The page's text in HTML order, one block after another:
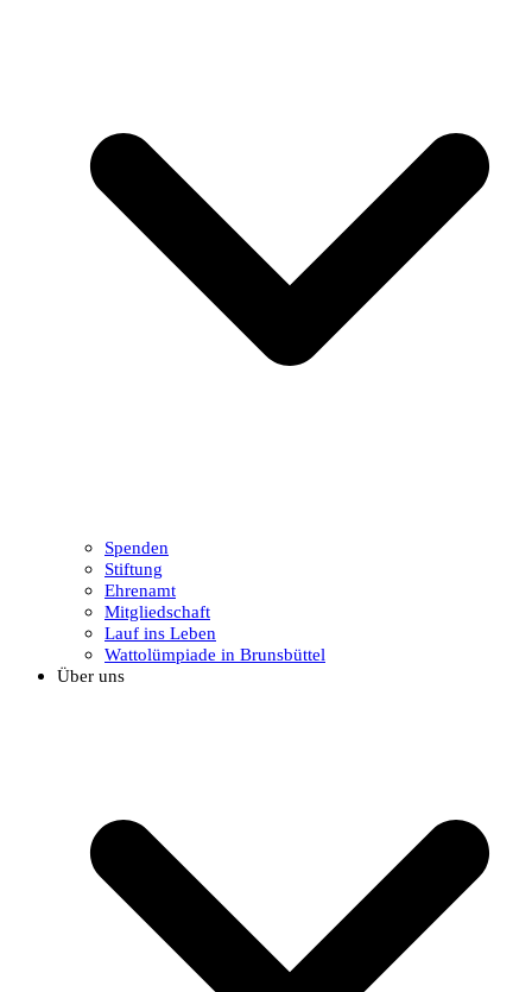
Spenden
Stiftung
Ehrenamt
Mitgliedschaft
Lauf ins Leben
Wattolümpiade in Brunsbüttel
Über uns